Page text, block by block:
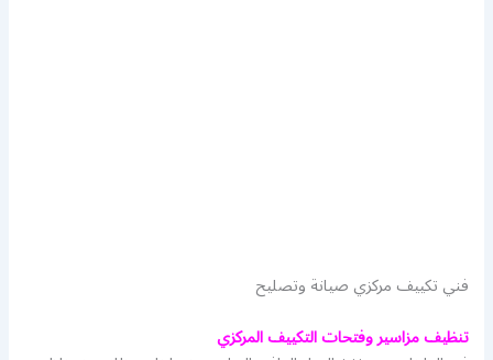
فني تكييف مركزي صيانة وتصليح
تنظيف مزاسير وفتحات التكييف المركزي